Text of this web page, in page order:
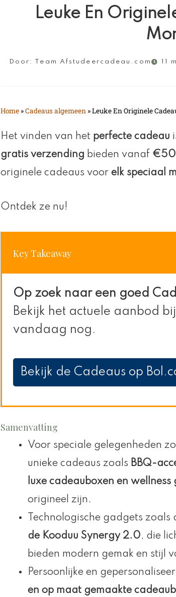
Leuke En
Door: Team Afstudeercadeau.com 11
Home »Cadeaus algemeen »Leuke En Originele
Het vinden van het perfecte cadeau
gratis verzending bieden vanaf €50
originele cadeaus voor elk speciaal
Ontdek ze nu!
Key Takeaway
Op zoek naar een goed
Bekijk het actuele aanbod
vandaag nog.
Bekijk de Cadeaus op
Samenvatting
Voor speciale gelegenheden
unieke cadeaus zoals BBQ-
luxe cadeauboxen en wellness
origineel zijn.
Technologische gadgets zoals
de Kooduu Synergy 2.0, die
bieden modern gemak en stijl
Persoonlijke en
en op maat gemaakte